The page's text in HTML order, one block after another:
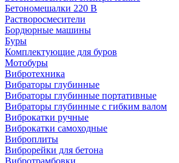
Бетономешалки 220 В
Растворосмесители
Бордюрные машины
Буры
Комплектующие для буров
Мотобуры
Вибротехника
Вибраторы глубинные
Вибраторы глубинные портативные
Вибраторы глубинные с гибким валом
Виброкатки ручные
Виброкатки самоходные
Виброплиты
Виброрейки для бетона
Вибротрамбовки